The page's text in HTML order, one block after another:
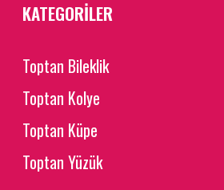
KATEGORİLER
Toptan Bileklik
Toptan Kolye
Toptan Küpe
Toptan Yüzük